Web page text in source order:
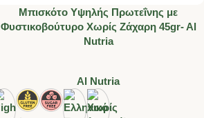
Μπισκότο Υψηλής Πρωτεΐνης με
Φυστικοβούτυρο Χωρίς Ζάχαρη 45gr- Al
Nutria
Al Nutria